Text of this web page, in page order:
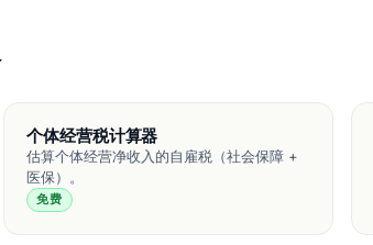
个体经营税计算器
估算个体经营净收入的自雇税（社会保障 +
医保）。
免费